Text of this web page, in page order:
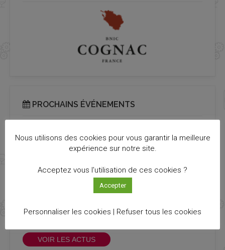
PROCHAINS ÉVÉNEMENTS
TOUTES LES ACTUALITÉS
Découvrez toutes les actualités qui vous ont échappé !
VOIR LES ACTUS
Nous utilisons des cookies pour vous garantir la meilleure
expérience sur notre site.
Acceptez vous l'utilisation de ces cookies ?
Accepter
Personnaliser les cookies | Refuser tous les cookies